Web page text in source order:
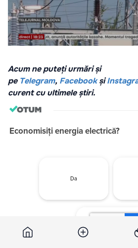
Acum ne puteți urmări și
pe Telegram, Facebook și
curent cu ultimele știri.
Economisiți energia electrică?
Da
dacă tariful se va majora